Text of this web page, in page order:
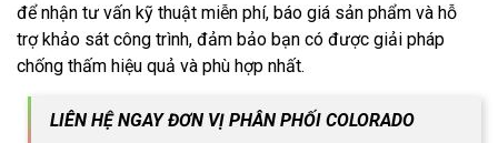
để nhận tư vấn kỹ thuật miễn phí, báo giá sản phẩm và hỗ
trợ khảo sát công trình, đảm bảo bạn có được giải pháp
chống thấm hiệu quả và phù hợp nhất.
LIÊN HỆ NGAY ĐƠN VỊ PHÂN PHỐI COLORADO